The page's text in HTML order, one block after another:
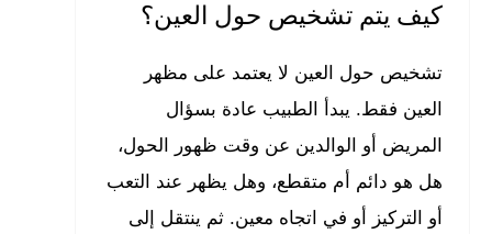
كيف يتم تشخيص حول العين؟
تشخيص حول العين لا يعتمد على مظهر
العين فقط. يبدأ الطبيب عادة بسؤال
المريض أو الوالدين عن وقت ظهور الحول،
هل هو دائم أم متقطع، وهل يظهر عند التعب
أو التركيز أو في اتجاه معين. ثم ينتقل إلى